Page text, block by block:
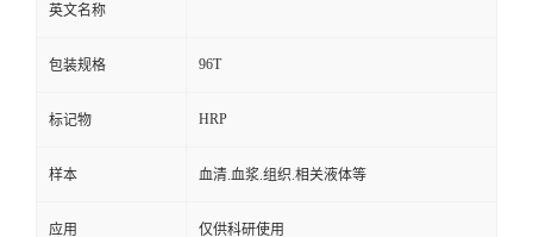
英文名称
包装规格 96T
标记物 HRP
样本 血清.血浆.组织.相关液体等
应用 仅供科研使用